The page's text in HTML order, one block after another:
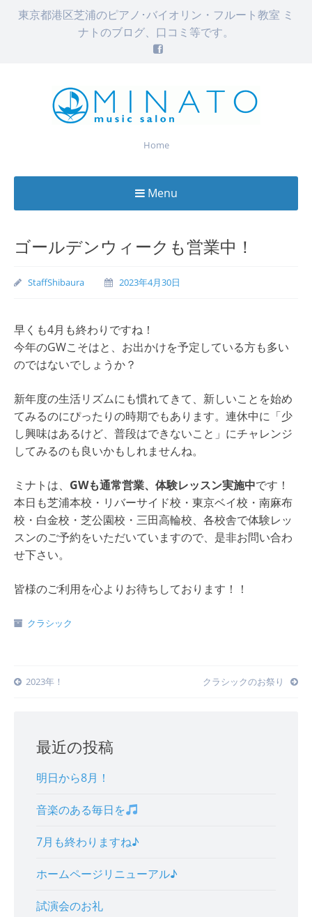
東京都港区芝浦のピアノ･バイオリン・フルート教室 ミ
ナトのブログ、口コミ等です。
Home
Menu
content
ゴールデンウィークも営業中！
StaffShibaura 2023年4月30日
早くも4月も終わりですね！
今年のGWこそはと、お出かけを予定している方も多い
のではないでしょうか？
新年度の生活リズムにも慣れてきて、新しいことを始め
てみるのにぴったりの時期でもあります。連休中に「少
し興味はあるけど、普段はできないこと」にチャレンジ
してみるのも良いかもしれませんね。
ミナトは、 GWも通常営業、体験レッスン実施中です！
本日も芝浦本校・リバーサイド校・東京ベイ校・南麻布
校・白金校・芝公園校・三田高輪校、各校舎で体験レッ
スンのご予約をいただいていますので、是非お問い合わ
せ下さい。
皆様のご利用を心よりお待ちしております！！
クラシック
Post
navigation
2023年！ クラシックのお祭り
最近の投稿
明日から8月！
音楽のある毎日を
7月も終わりますね♪
ホームページリニューアル♪
試演会のお礼